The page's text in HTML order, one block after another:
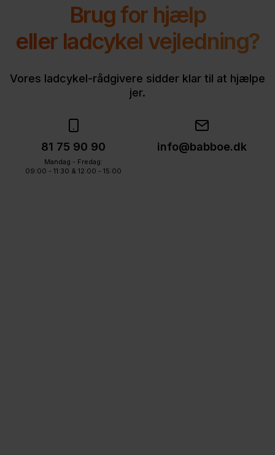
Brug for hjælp
eller ladcykel vejledning?
Vores ladcykel-rådgivere sidder klar til at hjælpe
jer.
81 75 90 90
Mandag - Fredag:
09:00 - 11:30 & 12:00 - 15:00
info@babboe.dk